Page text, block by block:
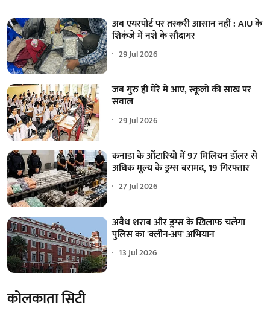
अब एयरपोर्ट पर तस्करी आसान नहीं : AIU के
शिकंजे में नशे के सौदागर
29 Jul 2026
जब गुरु ही घेरे में आए, स्कूलों की साख पर
सवाल
29 Jul 2026
कनाडा के ओंटारियो में 97 मिलियन डॉलर से
अधिक मूल्य के ड्रग्स बरामद, 19 गिरफ्तार
27 Jul 2026
अवैध शराब और ड्रग्स के खिलाफ चलेगा
पुलिस का 'क्लीन-अप' अभियान
13 Jul 2026
कोलकाता सिटी